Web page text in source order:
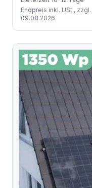
Endpreis inkl. USt., zzgl.
09.08.2026.